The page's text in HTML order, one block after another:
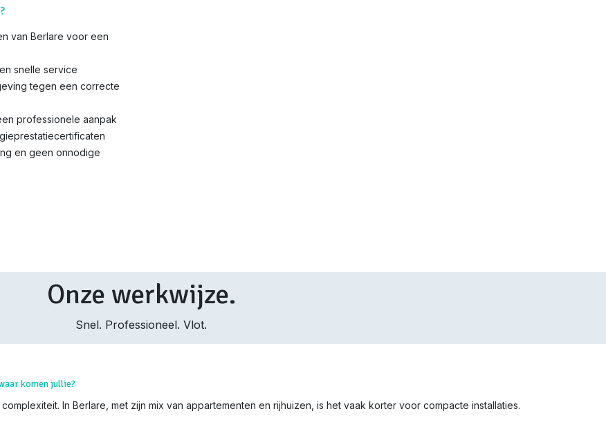
van Berlare voor een
snelle service
tegen een correcte
professionele aanpak
en geen onnodige
Onze werkwijze.
Snel. Professioneel. Vlot.
komen jullie?
In Berlare, met zijn mix van appartementen en rijhuizen, is het vaak korter voor compacte installaties.